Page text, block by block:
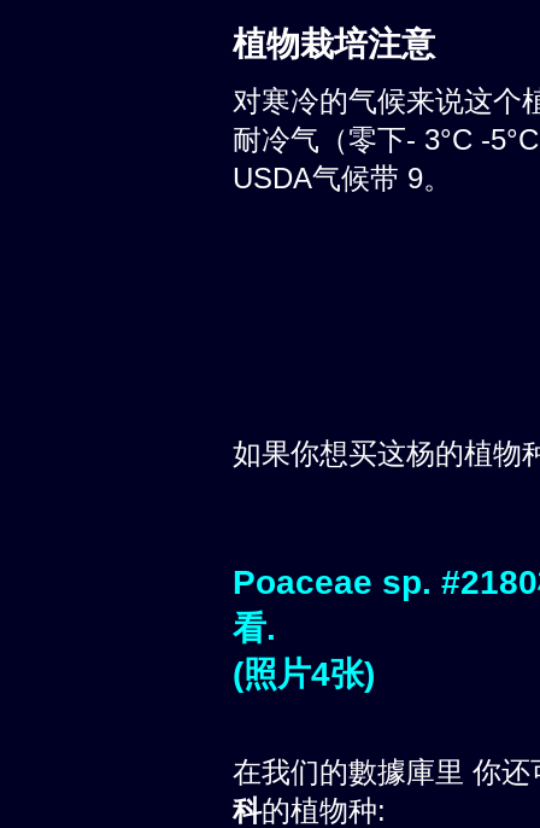
植物栽培注意
对寒冷的气候来说这个
耐冷气（零下- 3°C -
USDA气候带 9。
如果你想买这杨的植物
Poaceae sp.
看.
(照片4张)
在我们的數據庫里 你
科的植物种: